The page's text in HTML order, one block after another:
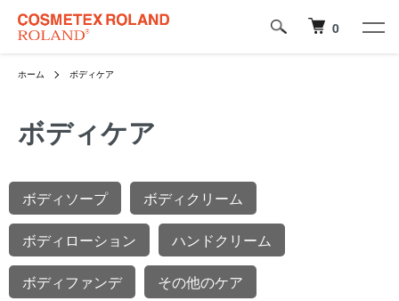
0
ホーム ボディケア
ボディケア
カテゴリー一覧
ボディソープ ボディクリーム
ボディローション ハンドクリーム
ボディファンデ その他のケア